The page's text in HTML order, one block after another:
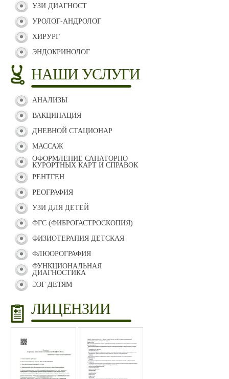
УЗИ ДИАГНОСТ
УРОЛОГ-АНДРОЛОГ
ХИРУРГ
ЭНДОКРИНОЛОГ
НАШИ УСЛУГИ
АНАЛИЗЫ
ВАКЦИНАЦИЯ
ДНЕВНОЙ СТАЦИОНАР
МАССАЖ
ОФОРМЛЕНИЕ САНАТОРНО
КУРОРТНЫХ КАРТ И СПРАВОК
РЕНТГЕН
РЕОГРАФИЯ
УЗИ ДЛЯ ДЕТЕЙ
ФГС (ФИБРОГАСТРОСКОПИЯ)
ФИЗИОТЕРАПИЯ ДЕТСКАЯ
ФЛЮОРОГРАФИЯ
ФУНКЦИОНАЛЬНАЯ
ДИАГНОСТИКА
ЭЭГ ДЕТЯМ
ЛИЦЕНЗИИ